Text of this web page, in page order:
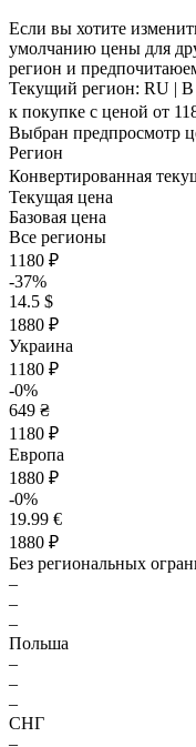
Если вы хотите
умолчанию цены для
регион и
Текущий регион: RU | В
к покупке с ценой от
Выбран предпросмотр
Регион
Конвертированная
Текущая цена
Базовая цена
Все регионы
1180 ₽
-37%
14.5 $
1880 ₽
Украина
1180 ₽
-0%
649 ₴
1180 ₽
Европа
1880 ₽
-0%
19.99 €
1880 ₽
Без региональных
–
–
–
Польша
–
–
–
СНГ